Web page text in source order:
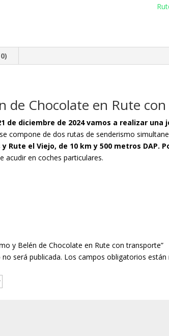
de Chocolate en Rute
de diciembre de 2024 vamos a realizar
compone de dos rutas de senderismo
Rute el Viejo, de 10 km y 500 metros DAP.
acudir en coches particulares.
y Belén de Chocolate en Rute con transporte”
será publicada. Los campos obligatorios